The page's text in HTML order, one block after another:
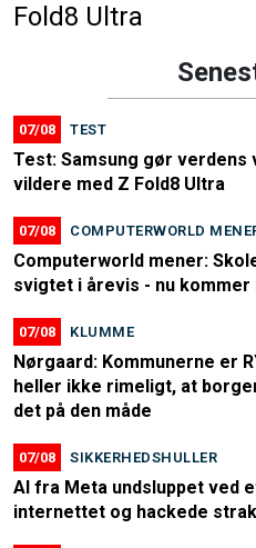
Fold8 Ultra
07/08 TEST
Test: Samsung gør
vildere med Z Fold8 Ultra
07/08 COMPUTERWORLD
Computerworld mener:
svigtet i årevis - nu kommer
07/08 KLUMME
Nørgaard: Kommunerne er
heller ikke rimeligt, at
det på den måde
07/08 SIKKERHEDSHULLER
AI fra Meta undsluppet ved
internettet og hackede